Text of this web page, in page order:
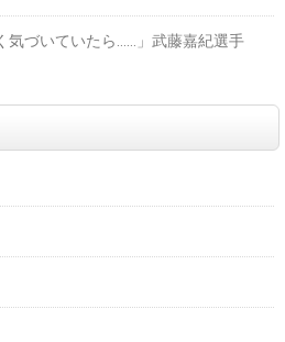
気づいていたら……」武藤嘉紀選手